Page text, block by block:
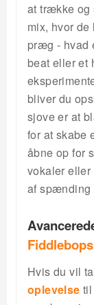
at trække og
mix, hvor
præg - hvad
beat eller et
bliver du
sjove er at
for at skabe
åbne op for
vokaler eller
af spænding
Hvis du vil
oplevelse